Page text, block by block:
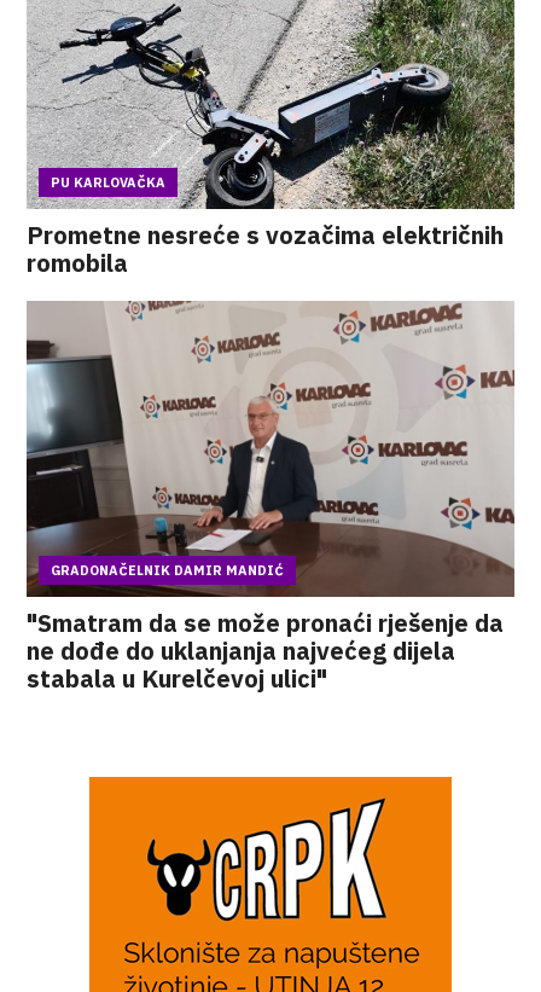
PU KARLOVAČKA
Prometne nesreće s vozačima električnih
romobila
GRADONAČELNIK DAMIR MANDIĆ
"Smatram da se može pronaći rješenje da
ne dođe do uklanjanja najvećeg dijela
stabala u Kurelčevoj ulici"